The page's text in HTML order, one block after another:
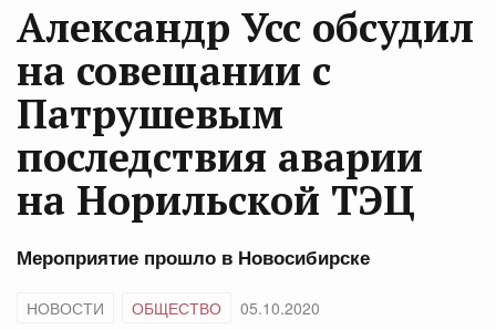
Александр Усс обсудил
на совещании с
Патрушевым
последствия аварии
на Норильской ТЭЦ
Мероприятие прошло в Новосибирске
НОВОСТИ ОБЩЕСТВО 05.10.2020